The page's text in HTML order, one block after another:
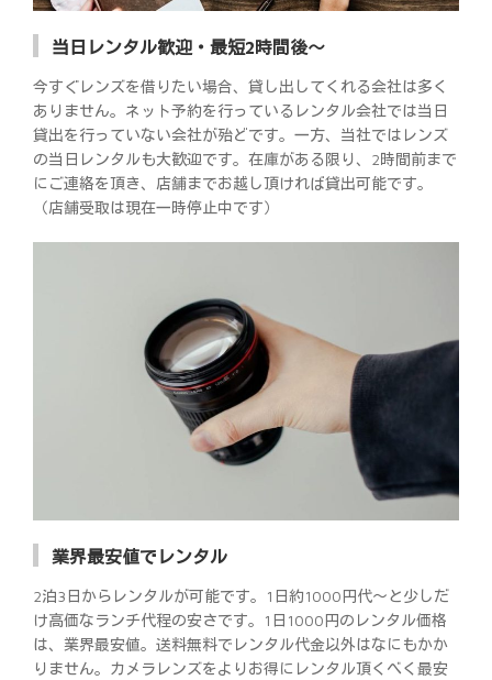
当日レンタル歓迎・最短2時間後～
今すぐレンズを借りたい場合、貸し出してくれる会社は多く
ありません。ネット予約を行っているレンタル会社では当日
貸出を行っていない会社が殆どです。一方、当社ではレンズ
の当日レンタルも大歓迎です。在庫がある限り、2時間前まで
にご連絡を頂き、店舗までお越し頂ければ貸出可能です。
（店舗受取は現在一時停止中です）
業界最安値でレンタル
2泊3日からレンタルが可能です。1日約1000円代～と少しだ
け高価なランチ代程の安さです。1日1000円のレンタル価格
は、業界最安値。送料無料でレンタル代金以外はなにもかか
りません。カメラレンズをよりお得にレンタル頂くべく最安